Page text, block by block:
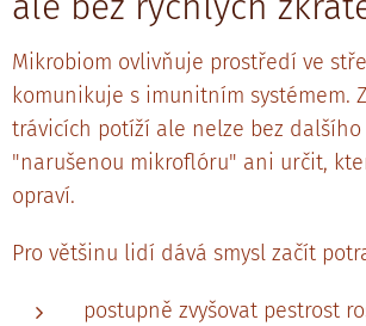
Mikrobiom ovlivňuje prostředí ve
komunikuje s imunitním systémem.
trávicích potíží ale nelze bez dalšího
"narušenou mikroflóru" ani určit,
opraví.
Pro většinu lidí dává smysl začít
postupně zvyšovat pestrost